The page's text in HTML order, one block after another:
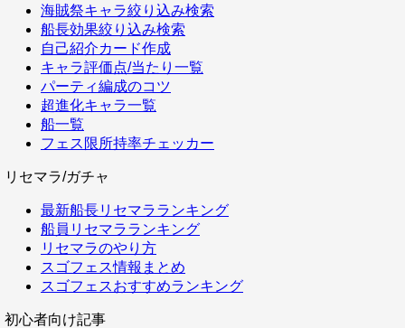
海賊祭キャラ絞り込み検索
船長効果絞り込み検索
自己紹介カード作成
キャラ評価点/当たり一覧
パーティ編成のコツ
超進化キャラ一覧
船一覧
フェス限所持率チェッカー
リセマラ/ガチャ
最新船長リセマラランキング
船員リセマラランキング
リセマラのやり方
スゴフェス情報まとめ
スゴフェスおすすめランキング
初心者向け記事